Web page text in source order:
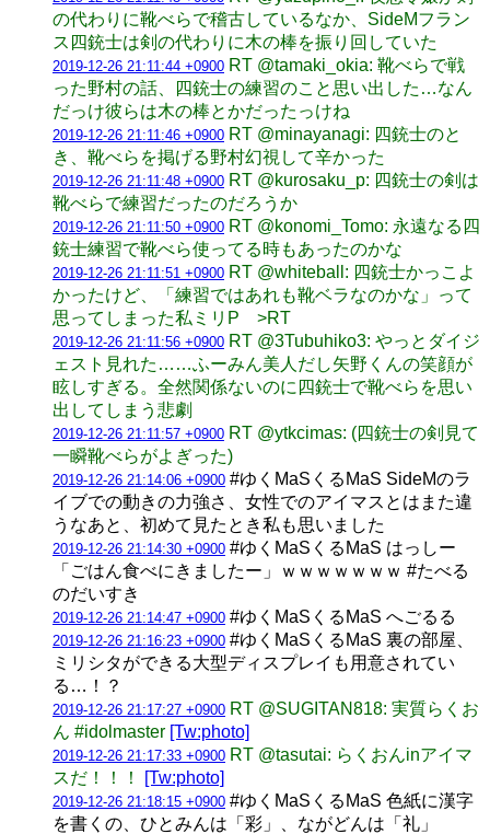
の代わりに靴べらで稽古しているなか、SideMフラン
ス四銃士は剣の代わりに木の棒を振り回していた
2019-12-26 21:11:44 +0900 RT @tamaki_okia: 靴べらで戦
った野村の話、四銃士の練習のこと思い出した…なん
だっけ彼らは木の棒とかだったっけね
2019-12-26 21:11:46 +0900 RT @minayanagi: 四銃士のと
き、靴べらを掲げる野村幻視して辛かった
2019-12-26 21:11:48 +0900 RT @kurosaku_p: 四銃士の剣は
靴べらで練習だったのだろうか
2019-12-26 21:11:50 +0900 RT @konomi_Tomo: 永遠なる四
銃士練習で靴べら使ってる時もあったのかな
2019-12-26 21:11:51 +0900 RT @whiteball: 四銃士かっこよ
かったけど、「練習ではあれも靴ベラなのかな」って
思ってしまった私ミリP >RT
2019-12-26 21:11:56 +0900 RT @3Tubuhiko3: やっとダイジ
ェスト見れた……ふーみん美人だし矢野くんの笑顔が
眩しすぎる。全然関係ないのに四銃士で靴べらを思い
出してしまう悲劇
2019-12-26 21:11:57 +0900 RT @ytkcimas: (四銃士の剣見て
一瞬靴べらがよぎった)
2019-12-26 21:14:06 +0900 #ゆくMaSくるMaS SideMのラ
イブでの動きの力強さ、女性でのアイマスとはまた違
うなあと、初めて見たとき私も思いました
2019-12-26 21:14:30 +0900 #ゆくMaSくるMaS はっしー
「ごはん食べにきましたー」ｗｗｗｗｗｗｗ #たべる
のだいすき
2019-12-26 21:14:47 +0900 #ゆくMaSくるMaS へごるる
2019-12-26 21:16:23 +0900 #ゆくMaSくるMaS 裏の部屋、
ミリシタができる大型ディスプレイも用意されてい
る…！？
2019-12-26 21:17:27 +0900 RT @SUGITAN818: 実質らくお
ん #idolmaster [Tw:photo]
2019-12-26 21:17:33 +0900 RT @tasutai: らくおんinアイマ
スだ！！！
[Tw:photo]
2019-12-26 21:18:15 +0900 #ゆくMaSくるMaS 色紙に漢字
を書くの、ひとみんは「彩」、ながどんは「礼」